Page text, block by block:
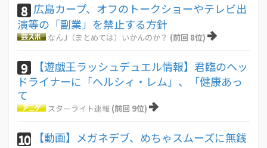
8 広島カープ、オフのトークショーやテレビ出
演等の「副業」を禁止する方針
なんJ（まとめては）いかんのか？ (前回 8位)
9
【遊戯王ラッシュデュエル情報】君臨のヘッ
ドライナーに「ヘルシィ・レム」、「健康あっ
て
スターライト速報 (前回 9位)
10
【動画】メガネデブ、めちゃスムーズに無銭